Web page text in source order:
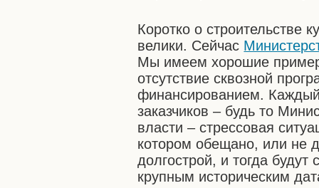
Коротко о строительстве
велики. Сейчас
Мы имеем хорошие
отсутствие сквозной
финансированием.
заказчиков – будь то
власти – стрессовая
котором обещано, или не
долгострой, и тогда
крупным историческим